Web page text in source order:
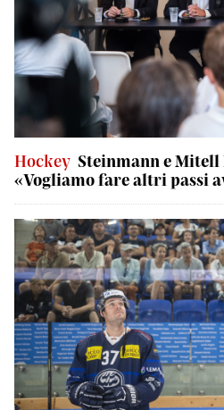
Hockey Steinmann e
«Vogliamo fare altri passi